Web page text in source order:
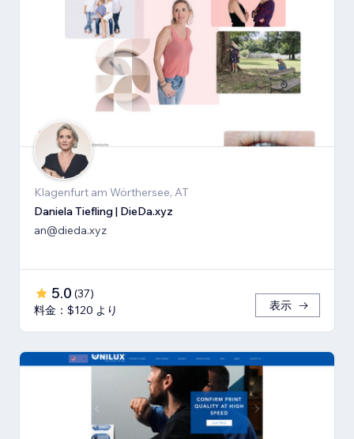
Klagenfurt am Wörthersee, AT
Daniela Tiefling | DieDa.xyz
an@dieda.xyz
5.0 (37)
料金：$120 より
表示